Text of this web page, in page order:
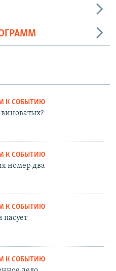
К СОБЫТИЮ
К СОБЫТИЮ
номер два
К СОБЫТИЮ
пасует
К СОБЫТИЮ